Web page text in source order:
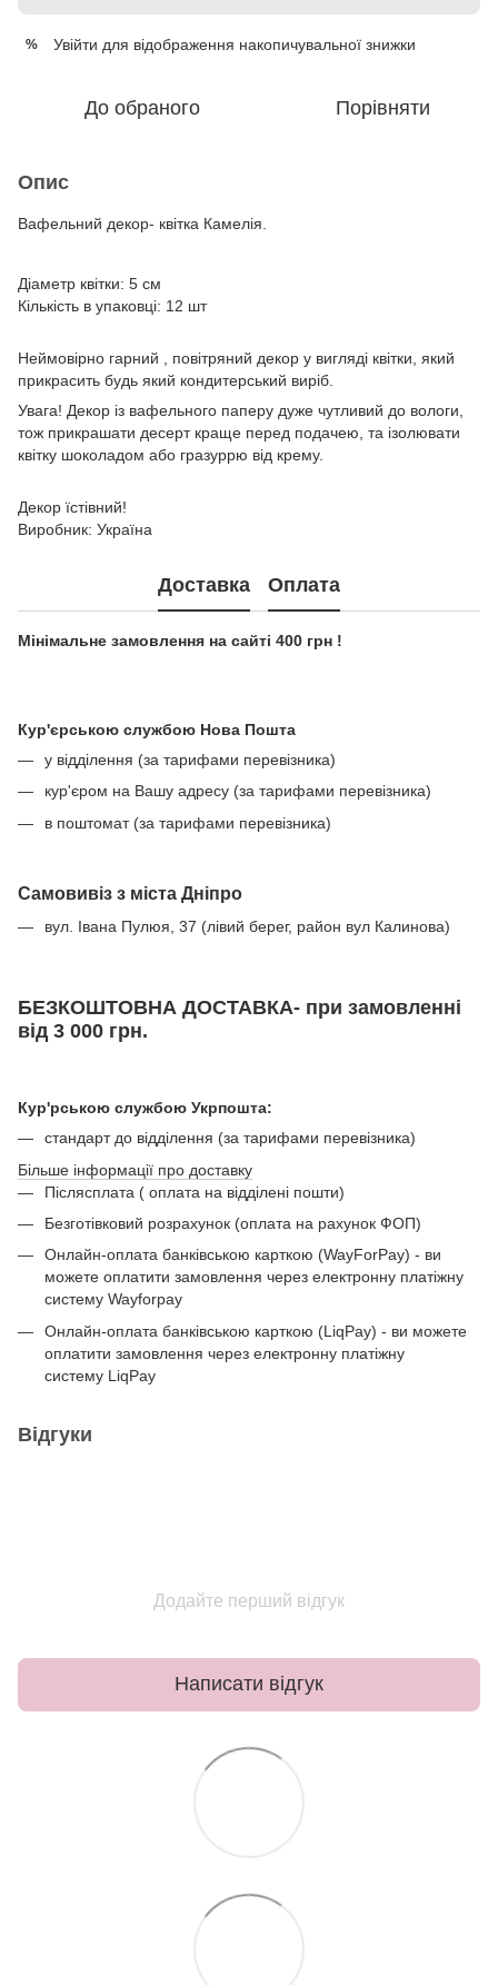
% Увійти для відображення накопичувальної знижки
До обраного Порівняти
Опис
Вафельний декор- квітка Камелія.
Діаметр квітки: 5 см
Кількість в упаковці: 12 шт
Неймовірно гарний , повітряний декор у вигляді квітки, який
прикрасить будь який кондитерський виріб.
Увага! Декор із вафельного паперу дуже чутливий до вологи,
тож прикрашати десерт краще перед подачею, та ізолювати
квітку шоколадом або гразуррю від крему.
Декор їстівний!
Виробник: Україна
Доставка Оплата
Мінімальне замовлення на сайті 400 грн !
Кур'єрською службою Нова Пошта
у відділення (за тарифами перевізника)
кур'єром на Вашу адресу (за тарифами перевізника)
в поштомат (за тарифами перевізника)
Самовивіз з міста Дніпро
вул. Івана Пулюя, 37 (лівий берег, район вул Калинова)
БЕЗКОШТОВНА ДОСТАВКА- при замовленні
від 3 000 грн.
Кур'рською службою Укрпошта:
стандарт до відділення (за тарифами перевізника)
Більше інформації про доставку
Післясплата ( оплата на відділені пошти)
Безготівковий розрахунок (оплата на рахунок ФОП)
Онлайн-оплата банківською карткою (WayForPay) - ви
можете оплатити замовлення через електронну платіжну
систему Wayforpay
Онлайн-оплата банківською карткою (LiqPay) - ви можете
оплатити замовлення через електронну платіжну
систему LiqPay
Відгуки
Додайте перший відгук
Написати відгук